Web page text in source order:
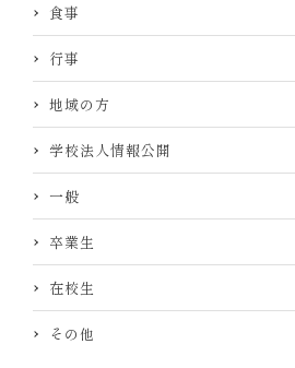
食事
行事
地域の方
学校法人情報公開
一般
卒業生
在校生
その他